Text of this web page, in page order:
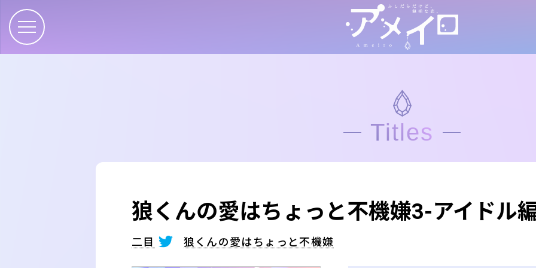
Titles
狼くんの愛はちょっと不機嫌3-アイドル
二目 狼くんの愛はちょっと不機嫌